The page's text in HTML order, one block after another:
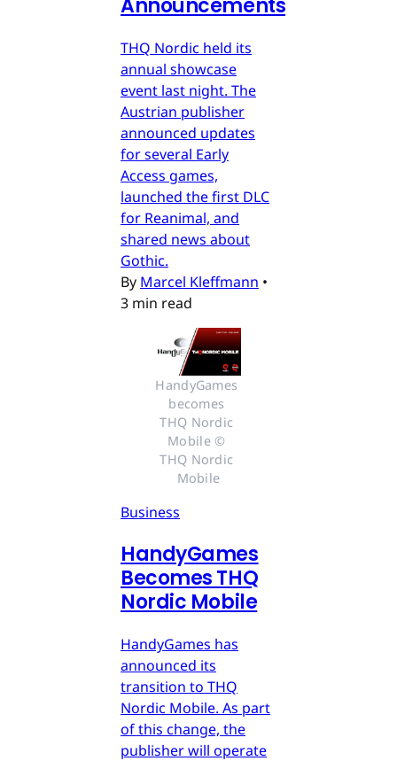
Announcements
THQ Nordic held its
annual showcase
event last night. The
Austrian publisher
announced updates
for several Early
Access games,
launched the first DLC
for Reanimal, and
shared news about
Gothic.
By Marcel Kleffmann •
3 min read
HandyGames
becomes
THQ Nordic
Mobile ©
THQ Nordic
Mobile
Business
HandyGames
Becomes THQ
Nordic Mobile
HandyGames has
announced its
transition to THQ
Nordic Mobile. As part
of this change, the
publisher will operate